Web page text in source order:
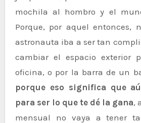
mochila al hombro y el
Porque, por aquel entonces,
astronauta iba a ser tan
cambiar el espacio exterior
oficina, o por la barra de un
porque eso significa que
para ser lo que te dé la gana,
mensual no vaya a tener